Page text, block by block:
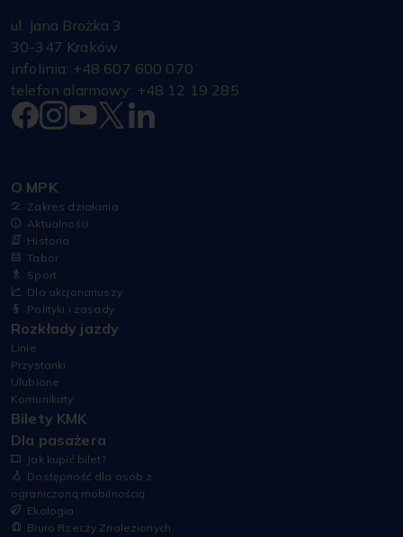
ul. Jana Brożka 3
30-347 Kraków
infolinia: +48 607 600 070
telefon alarmowy: +48 12 19 285
O MPK
Zakres działania
Aktualności
Historia
Tabor
Sport
Dla akcjonariuszy
Polityki i zasady
Rozkłady jazdy
Linie
Przystanki
Ulubione
Komunikaty
Bilety KMK
Dla pasażera
Jak kupić bilet?
Dostępność dla osób z
ograniczoną mobilnością
Ekologia
Biuro Rzeczy Znalezionych